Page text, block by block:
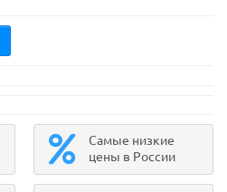
Самые низкие
цены в России